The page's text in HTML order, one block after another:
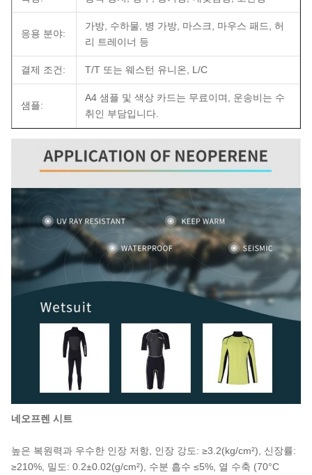
응용 분야:
가방, 수하물, 병 가방, 마스크, 마우스 패드, 허
리 트레이너 등
결제 조건: T/T 또는 웨스턴 유니온, L/C
샘플:
A4 샘플 및 색상 카드는 무료이며, 운송비는 수
취인 부담입니다.
네오프렌 시트
높은 복원력과 우수한 인장 저항, 인장 강도: ≥3.2(kg/cm²), 신장률:
≥210%, 밀도: 0.2±0.02(g/cm²), 수분 흡수 ≤5%, 열 수축 (70°C